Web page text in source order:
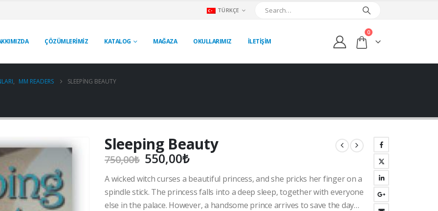
TÜRKÇE
ÇÖZÜMLERİMİZ KATALOG MAĞAZA OKULLARIMIZ İLETİŞİM
0
, MM READERS SLEEPING BEAUTY
Sleeping Beauty
750,00₺ Orijinal
fiyat:
750,00₺.
550,00₺Şu
fiyat:
550,00₺.
A wicked witch curses a beautiful princess, and she pricks her finger on a
spindle stick. The princess falls into a deep sleep, together with everyone
else in the palace. However, a handsome prince arrives to save the day…